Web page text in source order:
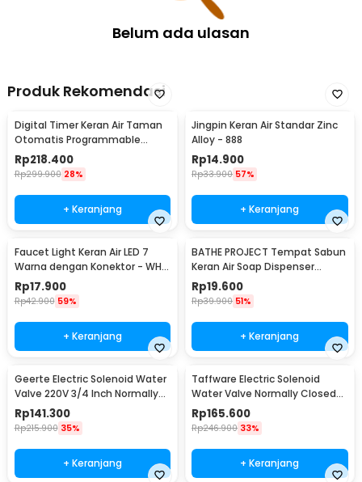
Belum ada ulasan
Produk Rekomendasi
Digital Timer Keran Air Taman
Otomatis Programmable
Garden Irrigation - 1383
Rp218.400
Rp299.900 28%
+ Keranjang
Jingpin Keran Air Standar Zinc
Alloy - 888
Rp14.900
Rp33.900 57%
+ Keranjang
Faucet Light Keran Air LED 7
Warna dengan Konektor - WH-
F03
Rp17.900
Rp42.900 59%
+ Keranjang
BATHE PROJECT Tempat Sabun
Keran Air Soap Dispenser
300ml - JJ-3122
Rp19.600
Rp39.900 51%
+ Keranjang
Geerte Electric Solenoid Water
Valve 220V 3/4 Inch Normally
Closed - 2W-200-20
Rp141.300
Rp215.900 35%
+ Keranjang
Taffware Electric Solenoid
Water Valve Normally Closed
220V 3/4 Inch - 2W-200-20
Rp165.600
Rp246.900 33%
+ Keranjang